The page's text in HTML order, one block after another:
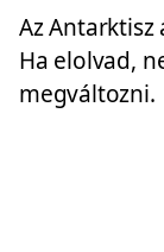
Az
Ha elolvad,
megváltozni.